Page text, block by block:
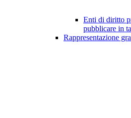
Enti di diritto
pubblicare in
Rappresentazione